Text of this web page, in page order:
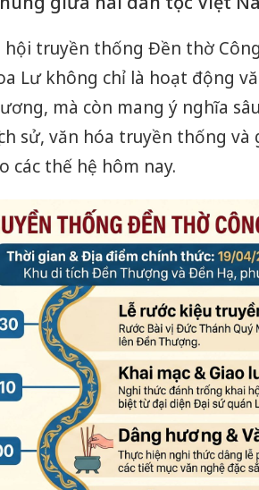
hội truyền thống Đền thờ
Lư không chỉ là hoạt động
mà còn mang ý nghĩa
sử, văn hóa truyền thống
các thế hệ hôm nay.